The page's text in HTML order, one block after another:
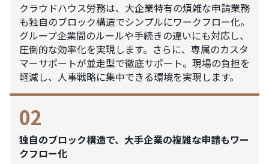
クラウドハウス労務は、大企業特有の煩雑な申請業務
も独自のブロック構造でシンプルにワークフロー化。
グループ企業間のルールや手続きの違いにも対応し、
圧倒的な効率化を実現します。さらに、専属のカスタ
マーサポートが並走型で徹底サポート。現場の負担を
軽減し、人事戦略に集中できる環境を実現します。
02
独自のブロック構造で、大手企業の複雑な申請もワー
クフロー化